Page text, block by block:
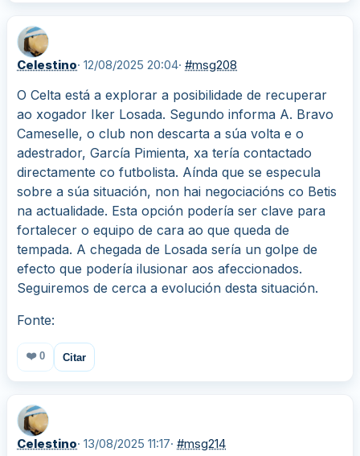
Celestino· 12/08/2025 20:04· #msg208
O Celta está a explorar a posibilidade de recuperar
ao xogador Iker Losada. Segundo informa A. Bravo
Cameselle, o club non descarta a súa volta e o
adestrador, García Pimienta, xa tería contactado
directamente co futbolista. Aínda que se especula
sobre a súa situación, non hai negociacións co Betis
na actualidade. Esta opción podería ser clave para
fortalecer o equipo de cara ao que queda de
tempada. A chegada de Losada sería un golpe de
efecto que podería ilusionar aos afeccionados.
Seguiremos de cerca a evolución desta situación.
Fonte:
❤️ 0 Citar
Celestino· 13/08/2025 11:17· #msg214